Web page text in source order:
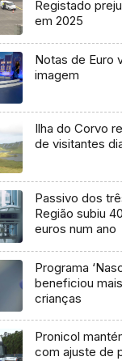
Registado
em 2025
Notas de Euro
imagem
Ilha do Corvo
de visitantes
Passivo dos
Região subiu
euros num ano
Programa
beneficiou
crianças
Pronicol
com ajuste de